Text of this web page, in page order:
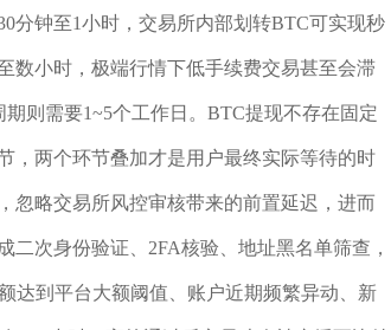
分钟至1小时，交易所内部划转BTC可实现秒
数小时，极端行情下低手续费交易甚至会滞
则需要1~5个工作日。BTC提现不存在固定
，两个环节叠加才是用户最终实际等待的时
忽略交易所风控审核带来的前置延迟，进而
次身份验证、2FA核验、地址黑名单筛查，
达到平台大额阈值、账户近期频繁异动、新